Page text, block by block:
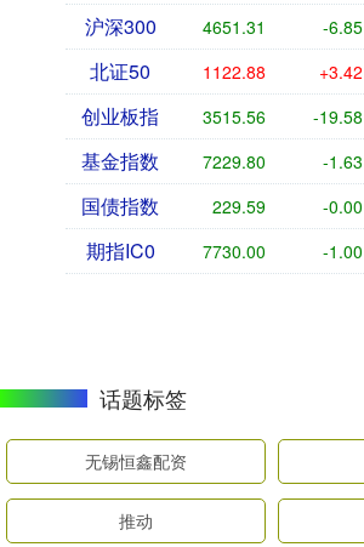
沪深300 4651.31 -6.85
北证50 1122.88 +3.42
创业板指 3515.56 -19.58
基金指数 7229.80 -1.63
国债指数 229.59 -0.00
期指IC0 7730.00 -1.00
话题标签
无锡恒鑫配资
推动